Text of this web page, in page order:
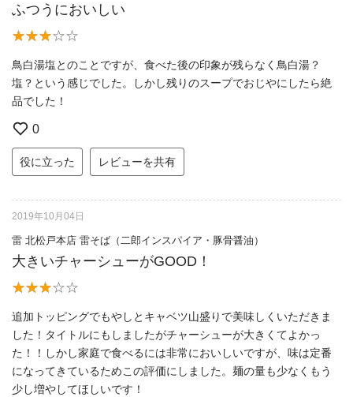
ふつうにおいしい
鳥白湯塩とのことですが、食べた後の印象が残らなく鳥白湯？
塩？という感じでした。しかし残りのスープでおじやにしたら絶
品でした！
0
役に立った レビューを共有
2019年10月04日
雷 北松戸本店 雷そば（二郎インスパイア・豚骨醤油）
大きいチャーシューがGOOD！
追加トッピングでもやしとキャベツ山盛りで美味しくいただきま
した！タイトルにもしましたがチャーシューが大きくてよかっ
た！！しかし家庭で食べるには非常においしいですが、味は定番
になってきているためこの評価にしました。麺の量も少なくもう
少し増やしてほしいです！